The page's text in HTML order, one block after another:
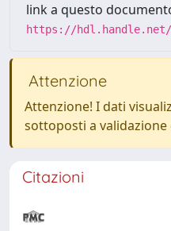
link a questo
https://hdl.handle.net/
Attenzione
Attenzione! I dati
sottoposti a
Citazioni